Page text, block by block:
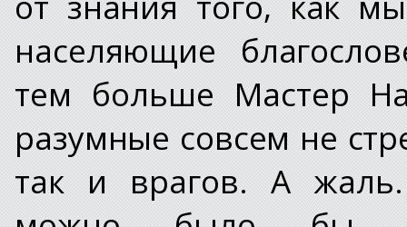
населяющие
тем больше Мастер
разумные совсем не
так и врагов. А жаль.